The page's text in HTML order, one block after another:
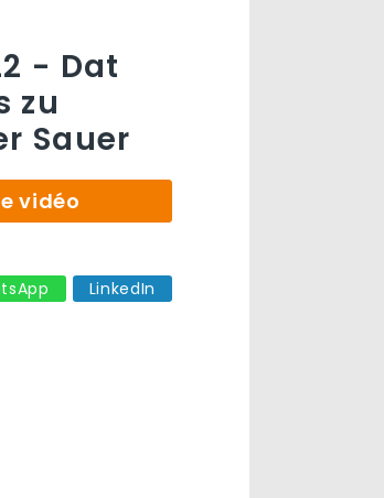
- Dat
zu
Sauer
vidéo
LinkedIn